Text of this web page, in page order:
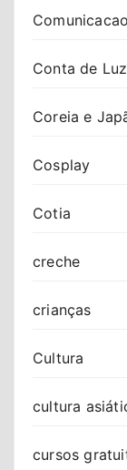
Conta de Luz
Coreia e
Cosplay
Cotia
creche
crianças
Cultura
cultura
cursos